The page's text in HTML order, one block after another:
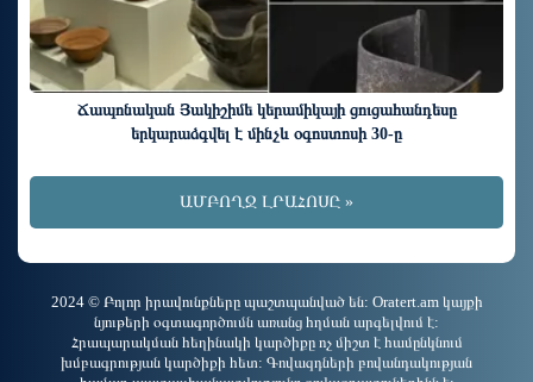
Ճապոնական Յակիշիմե կերամիկայի ցուցահանդեսը
երկարաձգվել է մինչև օգոստոսի 30-ը
ԱՄԲՈՂՋ ԼՐԱՀՈՍԸ »
2024 © Բոլոր իրավունքները պաշտպանված են: Oratert.am կայքի
նյութերի օգտագործումն առանց հղման արգելվում է:
Հրապարակման հեղինակի կարծիքը ոչ միշտ է համընկնում
խմբագրության կարծիքի հետ: Գովազդների բովանդակության